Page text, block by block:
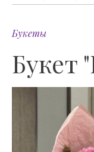
Букеты
Букет